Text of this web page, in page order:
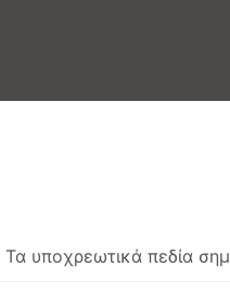
Τα υποχρεωτικά πεδία